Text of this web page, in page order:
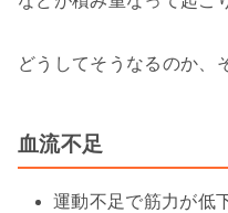
どうしてそうなるのか、
血流不足
運動不足で筋力が低